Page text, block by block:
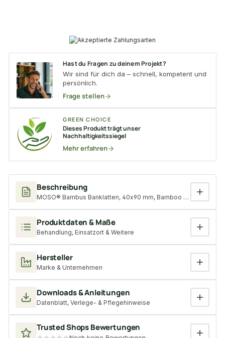
Beschreibung
MOSO® Bambus Banklatten, 40x90 mm, Bamboo X-treme®,
Produktdaten & Maße
Behandlung, Einsatzort & Weitere
Hersteller
Marke & Unternehmen
Downloads & Anleitungen
Datenblatt, Verlege- & Pflegehinweise
Trusted Shops Bewertungen
Hast du Fragen zu deinem Projekt?
Wir sind für dich da – schnell, kompetent und
persönlich.
Frage stellen
GREEN CHOICE
Dieses Produkt trägt unser
Nachhaltigkeitssiegel
Mehr erfahren